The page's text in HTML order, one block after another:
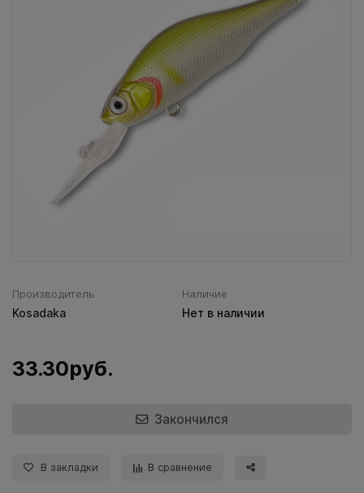
Производитель
Kosadaka
Наличие
Нет в наличии
33.30руб.
Закончился
В закладки В сравнение